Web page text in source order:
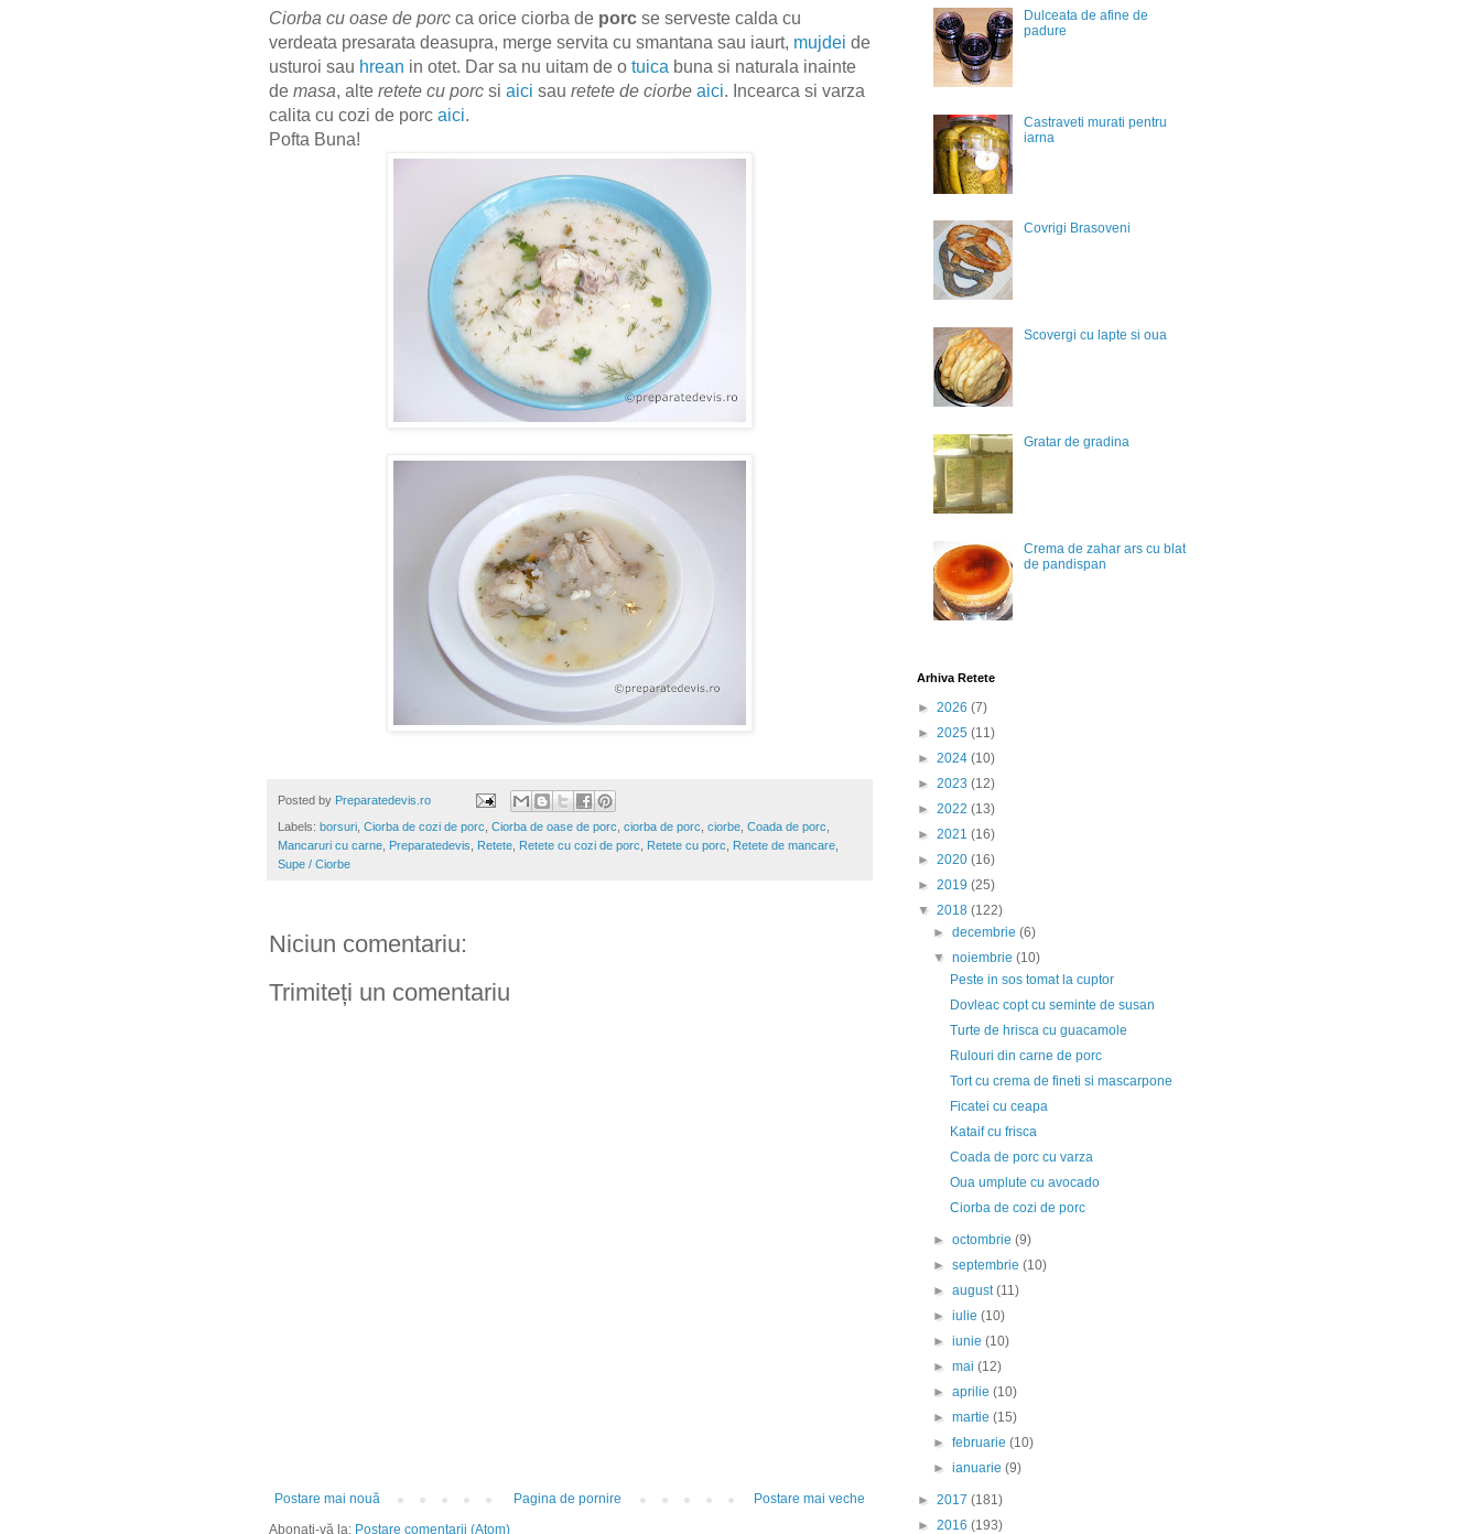
Ciorba cu oase de porc ca orice ciorba de porc se serveste calda cu
verdeata presarata deasupra, merge servita cu smantana sau iaurt, mujdei de
usturoi sau hrean in otet. Dar sa nu uitam de o tuica buna si naturala inainte
de masa, alte retete cu porc si aici sau retete de ciorbe aici. Incearca si varza
calita cu cozi de porc aici.
Pofta Buna!
Posted by Preparatedevis.ro
Labels: borsuri Ciorba de cozi de porc Ciorba de oase de porc ciorba de porc ciorbe Coada de porc
Mancaruri cu carne Preparatedevis Retete Retete cu cozi de porc Retete cu porc Retete de mancare
Supe / Ciorbe
Niciun comentariu:
Trimiteți un comentariu
Postare mai nouă Postare mai veche
Pagina de pornire
Abonați-vă la: Postare comentarii (Atom)
Dulceata de afine de
padure
Castraveti murati pentru
iarna
Covrigi Brasoveni
Scovergi cu lapte si oua
Gratar de gradina
Crema de zahar ars cu blat
de pandispan
Arhiva Retete
► 2026 (7)
► 2025 (11)
► 2024 (10)
► 2023 (12)
► 2022 (13)
► 2021 (16)
► 2020 (16)
► 2019 (25)
▼ 2018 (122)
►decembrie(6)
▼noiembrie(10)
Peste in sos tomat la cuptor
Dovleac copt cu seminte de susan
Turte de hrisca cu guacamole
Rulouri din carne de porc
Tort cu crema de fineti si mascarpone
Ficatei cu ceapa
Kataif cu frisca
Coada de porc cu varza
Oua umplute cu avocado
Ciorba de cozi de porc
►octombrie(9)
►septembrie(10)
►august(11)
►iulie(10)
►iunie(10)
►mai(12)
►aprilie(10)
►martie(15)
►februarie(10)
►ianuarie(9)
► 2017 (181)
► 2016 (193)